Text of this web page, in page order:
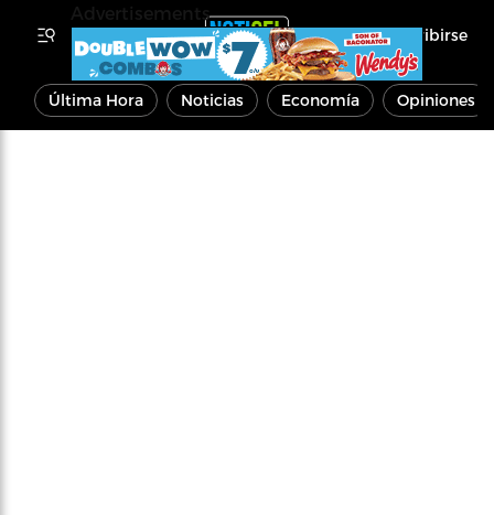
Inscribirse
Última Hora Noticias Economía Opiniones
Advertisements